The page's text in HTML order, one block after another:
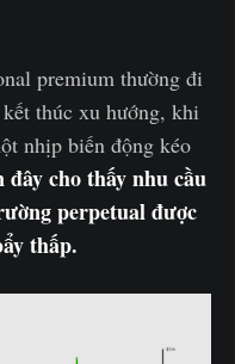
premium thường đi
thúc xu hướng, khi
nhịp biến động kéo
đây cho thấy nhu cầu
perpetual được
thấp.